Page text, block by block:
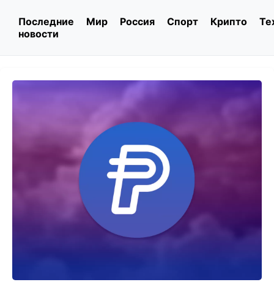
Последние
новости
Мир Россия Спорт Крипто